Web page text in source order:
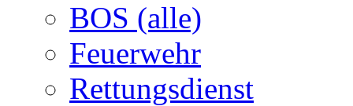
BOS (alle)
Feuerwehr
Rettungsdienst